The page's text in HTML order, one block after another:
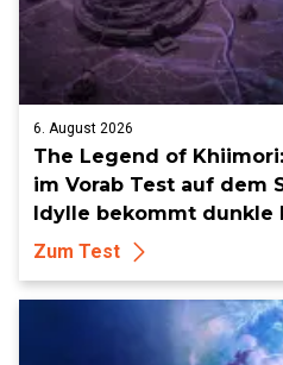
6. August 2026
The Legend of
im Vorab Test auf dem
Idylle bekommt dunkle
Zum Test